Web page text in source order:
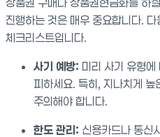
진행하는 것은 매우 중요합니다.
체크리스트입니다.
사기 예방: 미리 사기 유형
피하세요. 특히, 지나치게
주의해야 합니다.
한도 관리: 신용카드나 통신